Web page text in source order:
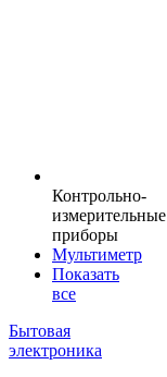
Контрольно-
измерительные
приборы
Мультиметр
Показать
все
Бытовая
электроника